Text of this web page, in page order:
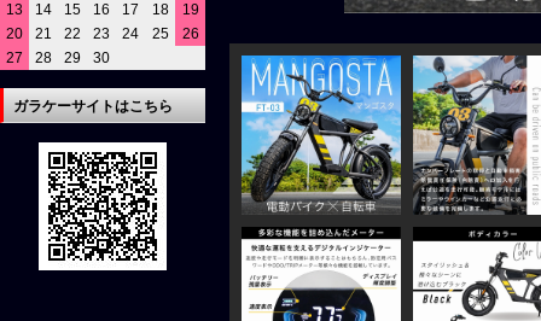
13
14 15 16 17 18
19
20
21 22 23 24 25
26
27
28 29 30
ガラケーサイトはこちら